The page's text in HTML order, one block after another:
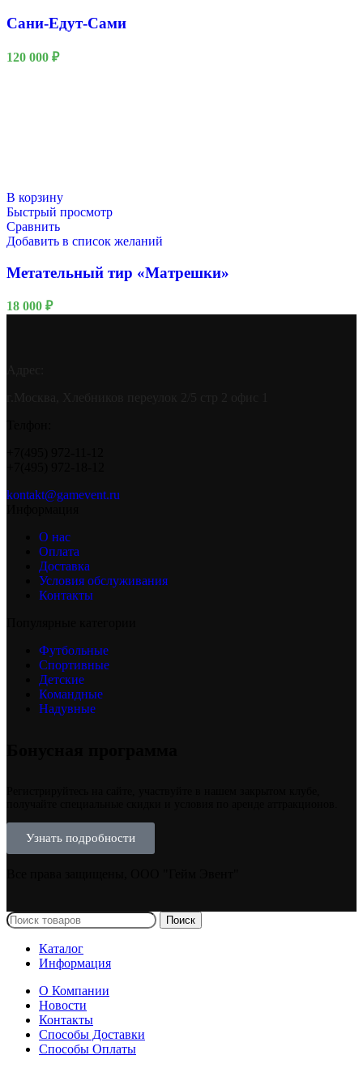
Сани-Едут-Сами
120 000 ₽
В корзину
Быстрый просмотр
Сравнить
Добавить в список желаний
Метательный тир «Матрешки»
18 000 ₽
kontakt@gamevent.ru
О нас
Оплата
Доставка
Условия обслуживания
Контакты
Футбольные
Спортивные
Детские
Командные
Надувные
Узнать подробности
Поиск
Каталог
Информация
О Компании
Новости
Контакты
Способы Доставки
Способы Оплаты